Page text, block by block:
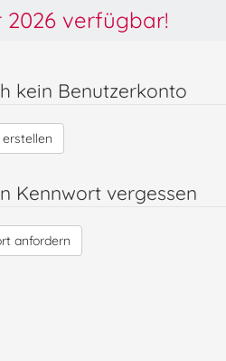
2026 verfügbar!
kein Benutzerkonto
Kennwort vergessen
anfordern